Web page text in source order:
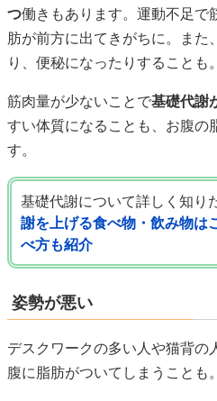
つ働きもあります。運動不足で
肪が前方に出てきがちに。また
り、便秘になったりすることも。
筋肉量が少ないことで基礎代謝
すい体質になることも、お腹の
す。
基礎代謝について詳しく知り
謝を上げる食べ物・飲み物は
べ方も紹介
姿勢が悪い
デスクワークの多い人や猫背の
腹に脂肪がついてしまうことも。